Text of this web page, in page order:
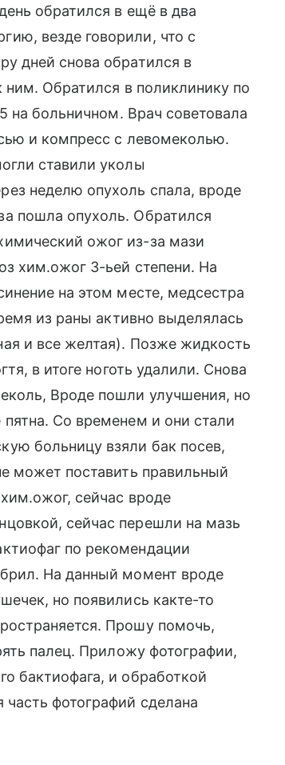
обратился в ещё в два
везде говорили, что с
дней снова обратился в
ним. Обратился в поликлинику по
на больничном. Врач советовала
и компресс с левомеколью.
ставили уколы
неделю опухоль спала, вроде
пошла опухоль. Обратился
ожог из-за мази
хим.ожог 3-ьей степени. На
на этом месте, медсестра
из раны активно выделялась
и все желтая). Позже жидкость
в итоге ноготь удалили. Снова
Вроде пошли улучшения, но
Со временем и они стали
больницу взяли бак посев,
может поставить правильный
сейчас вроде
сейчас перешли на мазь
по рекомендации
На данный момент вроде
но появились какте-то
Прошу помочь,
палец. Приложу фотографии,
бактиофага, и обработкой
фотографий сделана